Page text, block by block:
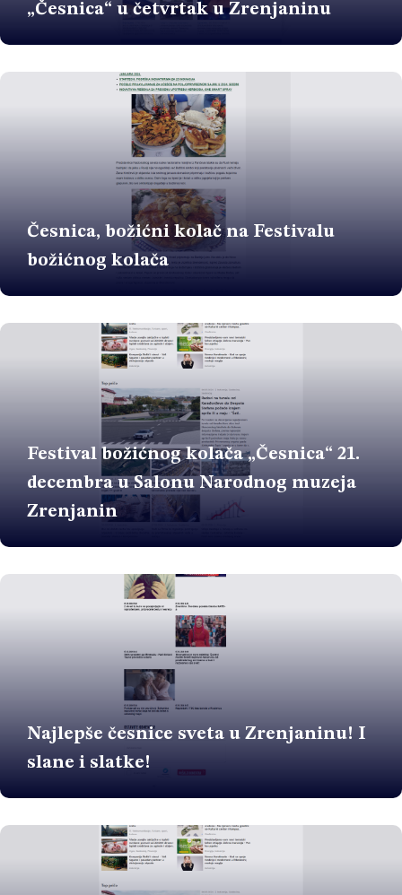
„Česnica“ u četvrtak u Zrenjaninu
Česnica, božićni kolač na Festivalu
božićnog kolača
Festival božićnog kolača „Česnica“ 21.
decembra u Salonu Narodnog muzeja
Zrenjanin
Najlepše česnice sveta u Zrenjaninu! I
slane i slatke!